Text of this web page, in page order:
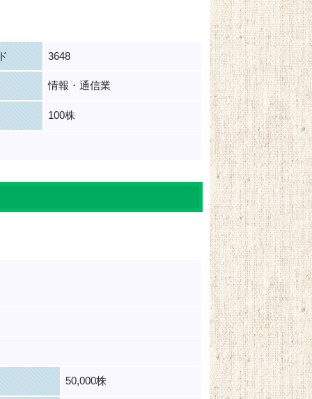
3648
情報・通信業
100株
50,000株